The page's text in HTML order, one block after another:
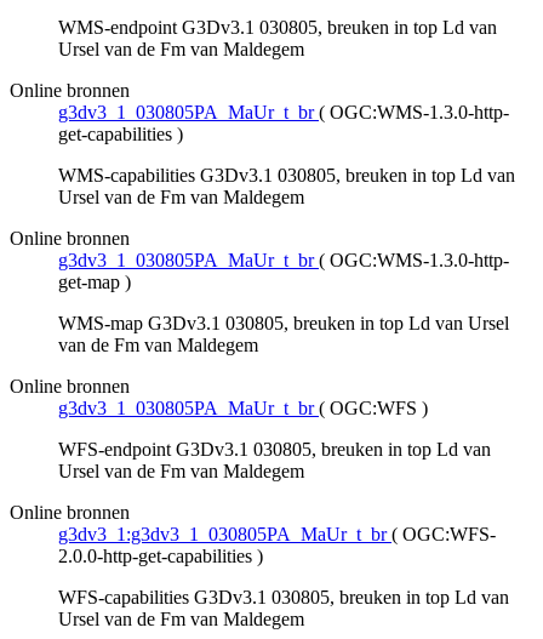
WMS-endpoint G3Dv3.1 030805, breuken in top Ld van
Ursel van de Fm van Maldegem
Online bronnen
g3dv3_1_030805PA_MaUr_t_br ( OGC:WMS-1.3.0-http-
get-capabilities )
WMS-capabilities G3Dv3.1 030805, breuken in top Ld van
Ursel van de Fm van Maldegem
Online bronnen
g3dv3_1_030805PA_MaUr_t_br ( OGC:WMS-1.3.0-http-
get-map )
WMS-map G3Dv3.1 030805, breuken in top Ld van Ursel
van de Fm van Maldegem
Online bronnen
g3dv3_1_030805PA_MaUr_t_br ( OGC:WFS )
WFS-endpoint G3Dv3.1 030805, breuken in top Ld van
Ursel van de Fm van Maldegem
Online bronnen
g3dv3_1:g3dv3_1_030805PA_MaUr_t_br ( OGC:WFS-
2.0.0-http-get-capabilities )
WFS-capabilities G3Dv3.1 030805, breuken in top Ld van
Ursel van de Fm van Maldegem